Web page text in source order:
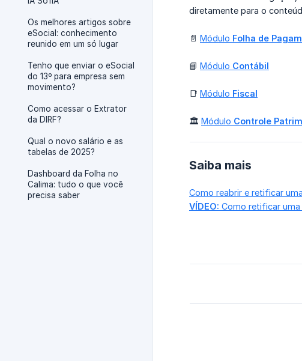
Os melhores artigos sobre
eSocial: conhecimento
reunido em um só lugar
Tenho que enviar o eSocial
do 13º para empresa sem
movimento?
Como acessar o Extrator
da DIRF?
Qual o novo salário e as
tabelas de 2025?
Dashboard da Folha no
Calima: tudo o que você
precisa saber
diretamente para o
📄 Módulo Folha de
📘 Módulo Contábil
📑 Módulo Fiscal
🏛️ Módulo Controle
Saiba mais
Como reabrir e retificar
VÍDEO: Como retificar uma